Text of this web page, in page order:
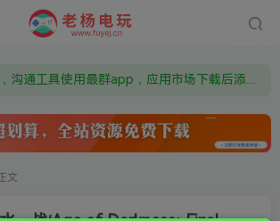
需要什么游戏请联系客服，若链接失效请联系客服，百度网盘边上的激活码也是解压密码
由于微信被封，沟通工具使用最群app，应用市场下载后添加好友：Y9FA49 以后用最群交流解决问题。不再使用微信！
文